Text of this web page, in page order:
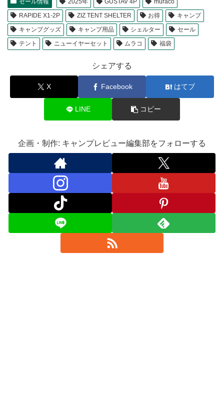
セール情報 2025年 GUSTAV 4P
muraco
RAPIDE X1-2P
ZIZ TENT SHELTER お得
キャンプ
キャンプグッズ
キャンプ用品 シェルター
セール
テント
ニューイヤーセット ムラコ 福袋
シェアする
X Facebook はてブ
LINE コピー
企画・制作: キャンプレビュー編集部をフォローする